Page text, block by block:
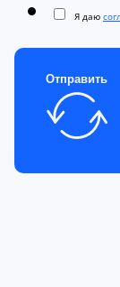
Я даю
Отправить